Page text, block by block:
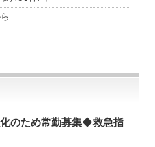
のため常勤募集◆救急指